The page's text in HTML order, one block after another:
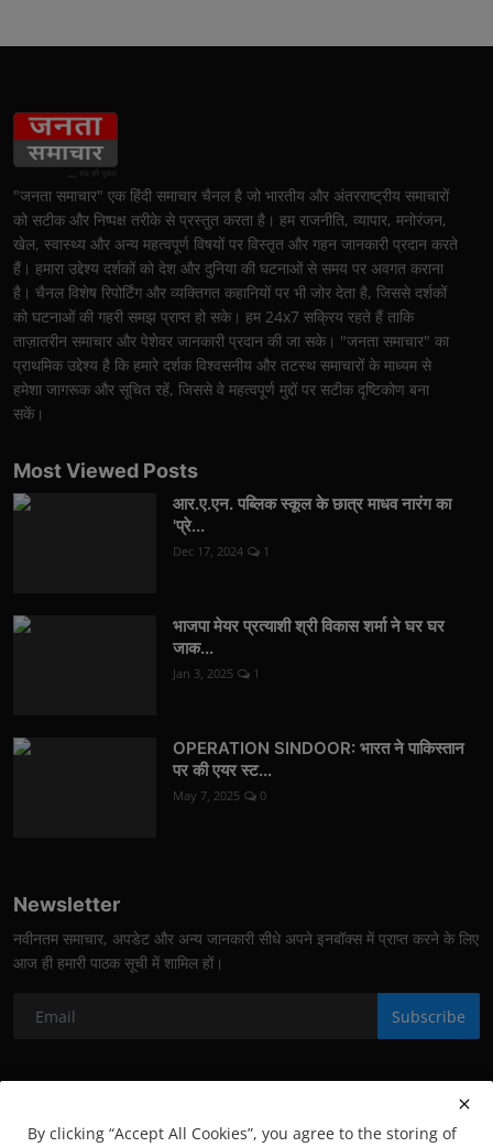
"जनता समाचार" एक हिंदी समाचार चैनल है जो भारतीय और अंतरराष्ट्रीय समाचारों
को सटीक और निष्पक्ष तरीके से प्रस्तुत करता है। हम राजनीति, व्यापार, मनोरंजन,
खेल, स्वास्थ्य और अन्य महत्वपूर्ण विषयों पर विस्तृत और गहन जानकारी प्रदान करते
हैं। हमारा उद्देश्य दर्शकों को देश और दुनिया की घटनाओं से समय पर अवगत कराना
है। चैनल विशेष रिपोर्टिंग और व्यक्तिगत कहानियों पर भी जोर देता है, जिससे दर्शकों
को घटनाओं की गहरी समझ प्राप्त हो सके। हम 24x7 सक्रिय रहते हैं ताकि
ताज़ातरीन समाचार और पेशेवर जानकारी प्रदान की जा सके। "जनता समाचार" का
प्राथमिक उद्देश्य है कि हमारे दर्शक विश्वसनीय और तटस्थ समाचारों के माध्यम से
हमेशा जागरूक और सूचित रहें, जिससे वे महत्वपूर्ण मुद्दों पर सटीक दृष्टिकोण बना
सकें।
Most Viewed Posts
आर.ए.एन. पब्लिक स्कूल के छात्र माधव नारंग का
'प्रे...
Dec 17, 2024 1
भाजपा मेयर प्रत्याशी श्री विकास शर्मा ने घर घर
जाक...
Jan 3, 2025 1
OPERATION SINDOOR: भारत ने पाकिस्तान
पर की एयर स्ट...
May 7, 2025 0
Newsletter
नवीनतम समाचार, अपडेट और अन्य जानकारी सीधे अपने इनबॉक्स में प्राप्त करने के लिए
आज ही हमारी पाठक सूची में शामिल हों।
Subscribe
By clicking “Accept All Cookies”, you agree to the storing of